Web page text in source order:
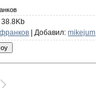
|Добавил:mikejum